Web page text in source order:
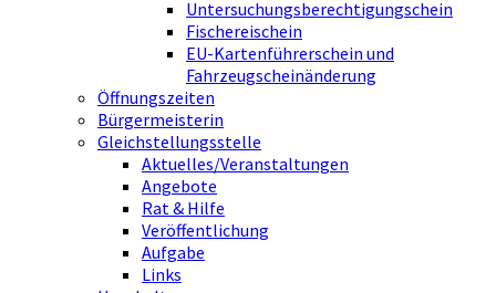
Untersuchungsberechtigungschein
Fischereischein
EU-Kartenführerschein und
Fahrzeugscheinänderung
Öffnungszeiten
Bürgermeisterin
Gleichstellungsstelle
Aktuelles/Veranstaltungen
Angebote
Rat & Hilfe
Veröffentlichung
Aufgabe
Links